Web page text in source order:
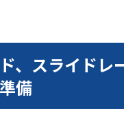
、スライドレ
備